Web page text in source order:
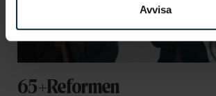
Avvisa
65+Reformen